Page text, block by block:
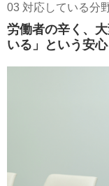
03 対応している分
労働者の辛く、
いる」という安